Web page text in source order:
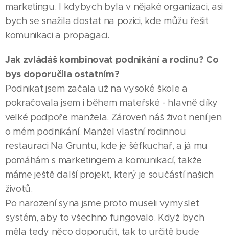
marketingu. I kdybych byla v nějaké organizaci, asi
bych se snažila dostat na pozici, kde můžu řešit
komunikaci a propagaci.
Jak zvládáš kombinovat podnikání a rodinu? Co
bys doporučila ostatním?
Podnikat jsem začala už na vysoké škole a
pokračovala jsem i během mateřské - hlavně díky
velké podpoře manžela. Zároveň náš život není jen
o mém podnikání. Manžel vlastní rodinnou
restauraci Na Gruntu, kde je šéfkuchař, a já mu
pomáhám s marketingem a komunikací, takže
máme ještě další projekt, který je součástí našich
životů.
Po narození syna jsme proto museli vymyslet
systém, aby to všechno fungovalo. Když bych
měla tedy něco doporučit, tak to určitě bude